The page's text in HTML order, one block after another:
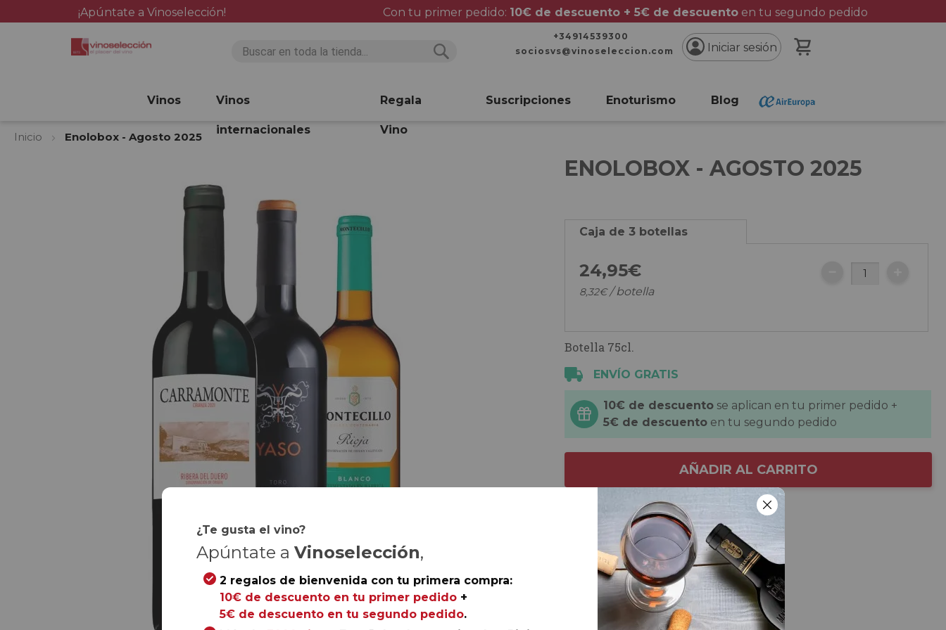
¡Apúntate a Vinoselección! Con tu primer pedido: 10€ de descuento + 5€ de descuentoen tu segundo pedido
+34914539300
sociosvs@vinoseleccion.com
Iniciar sesión
Vinos Vinos
internacionales
Regala
Vino
Suscripciones Enoturismo Blog
Inicio
Enolobox - Agosto 2025
ENOLOBOX - AGOSTO 2025
Caja de 3 botellas
24,95€
8,32€/ botella
Botella 75cl.
ENVÍO GRATIS
10€ de descuento se aplican en tu primer pedido +
5€ de descuento en tu segundo pedido
AÑADIR AL CARRITO
¿Te gusta el vino?
Apúntate a Vinoselección,
2 regalos de bienvenida con tu primera compra:
10€ de descuento en tu primer pedido+
5€ de descuento en tu segundo pedido.